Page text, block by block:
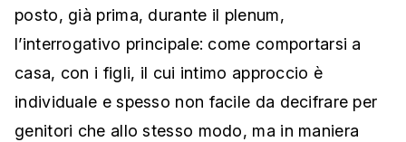
posto, già prima, durante il plenum,
l’interrogativo principale: come comportarsi a
casa, con i figli, il cui intimo approccio è
individuale e spesso non facile da decifrare per
genitori che allo stesso modo, ma in maniera